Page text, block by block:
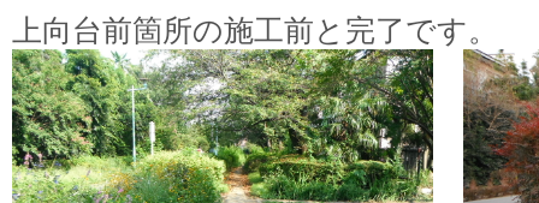
上向台前箇所の施工前と完了です。